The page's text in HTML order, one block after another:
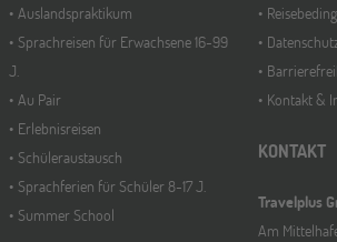
Auslandspraktikum
Sprachreisen für Erwachsene 16-99
J.
Au Pair
Erlebnisreisen
Schüleraustausch
Sprachferien für Schüler 8-17 J.
Summer School
Kontakt &
KONTAKT
Travelplus
Am